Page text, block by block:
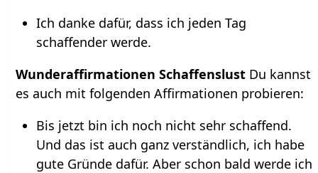
Ich danke dafür, dass ich jeden Tag
schaffender werde.
Wunderaffirmationen Schaffenslust Du kannst
es auch mit folgenden Affirmationen probieren:
Bis jetzt bin ich noch nicht sehr schaffend.
Und das ist auch ganz verständlich, ich habe
gute Gründe dafür. Aber schon bald werde ich